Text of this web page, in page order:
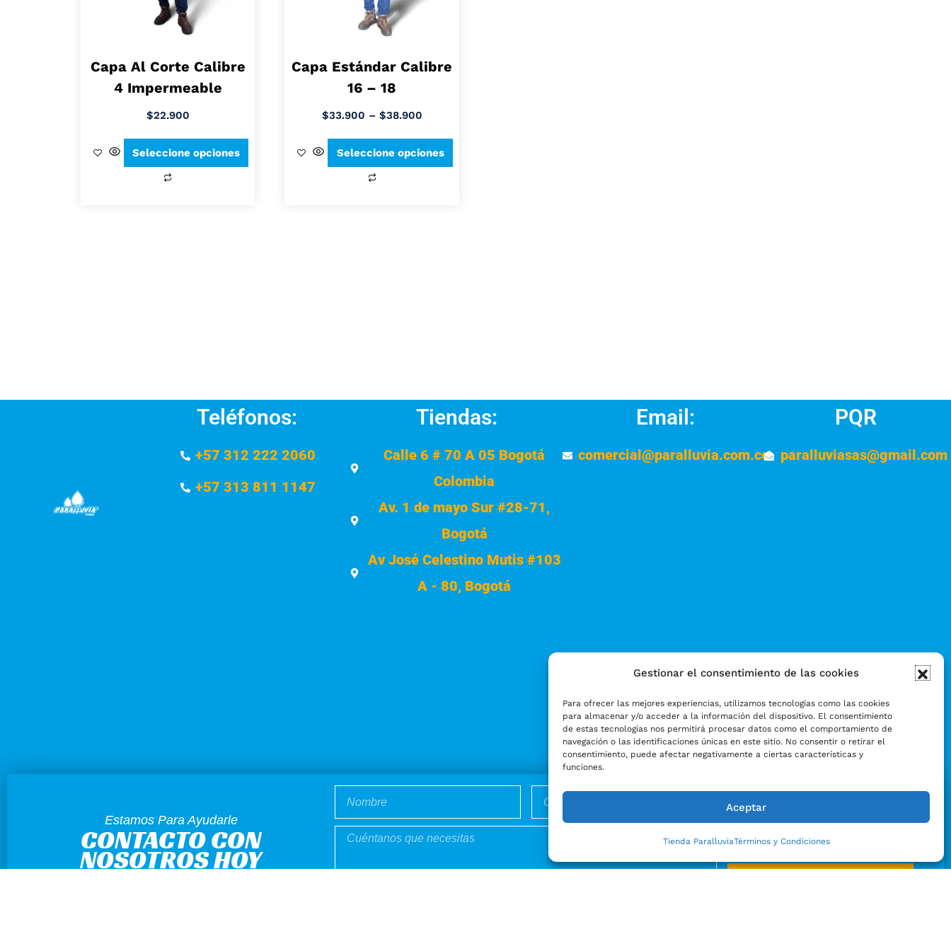
Gestionar el consentimiento de las cookies
Para ofrecer las mejores experiencias, utilizamos tecnologías como las cookies
para almacenar y/o acceder a la información del dispositivo. El consentimiento
de estas tecnologías nos permitirá procesar datos como el comportamiento de
navegación o las identificaciones únicas en este sitio. No consentir o retirar el
consentimiento, puede afectar negativamente a ciertas características y
funciones.
Aceptar
Tienda ParalluviaTérminos y Condiciones
Capa Al Corte Calibre
4 Impermeable
$22.900
Seleccione opciones
Capa Estándar Calibre
16 – 18
$33.900 – $38.900
Seleccione opciones
Teléfonos:
+57 312 222 2060
+57 313 811 1147
Tiendas:
Calle 6 # 70 A 05 Bogotá
Colombia
Av. 1 de mayo Sur #28-71,
Bogotá
Av José Celestino Mutis #103
A - 80, Bogotá
Email:
comercial@paralluvia.com.co
PQR
paralluviasas@gmail.com
Estamos Para Ayudarle
CONTACTO CON
NOSOTROS HOY